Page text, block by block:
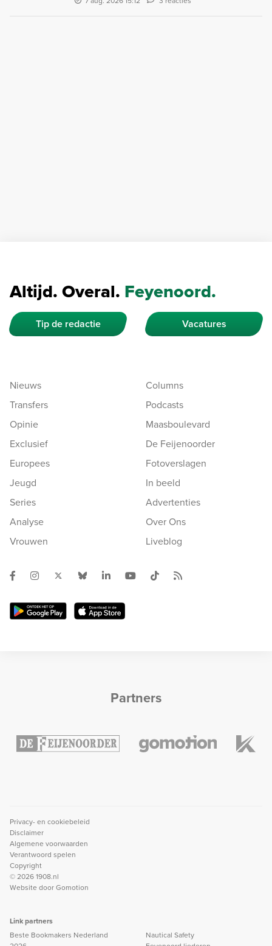
Altijd. Overal. Feyenoord.
Tip de redactie Vacatures
Nieuws
Transfers
Opinie
Exclusief
Europees
Jeugd
Series
Analyse
Vrouwen
Columns
Podcasts
Maasboulevard
De Feijenoorder
Fotoverslagen
In beeld
Advertenties
Over Ons
Liveblog
Partners
Privacy- en cookiebeleid
Disclaimer
Algemene voorwaarden
Verantwoord spelen
Copyright
© 2026 1908.nl
Website doorGomotion
Link partners
Beste Bookmakers Nederland
Nautical Safety